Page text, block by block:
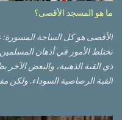
ما هو المسجد الأقصى؟
الأقصى هو كل الساحة المسورة:
تختلط الأمور في أذهان
ذي القبة الذهبية، والبعض الآخر
القبة الرصاصية السوداء. ولكن